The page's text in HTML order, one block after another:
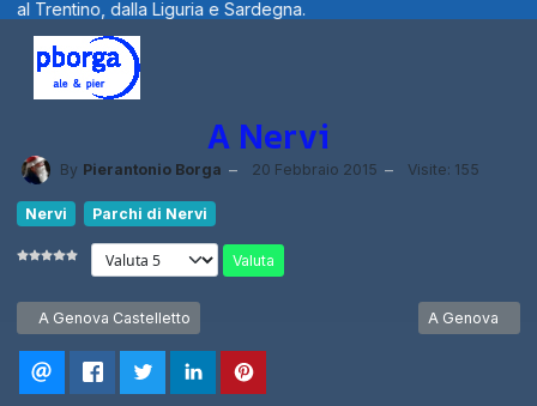
A Nervi
By Pierantonio Borga 20 Febbraio 2015 Visite: 155
Nervi Parchi di Nervi
Valuta
Articolo precedente: A Genova Castelletto
A Genova Castelletto Articolo
A Genova